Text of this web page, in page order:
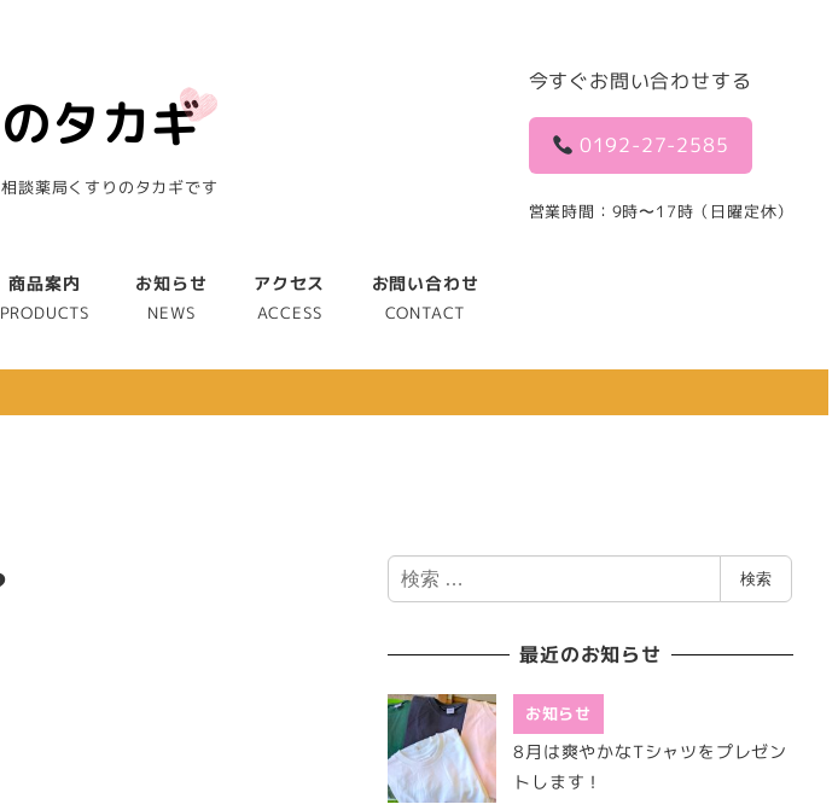
談薬局くすりのタカギです
今すぐお問い合わせする
0192-27-2585
営業時間：9時〜17時（日曜定休）
商品案内
PRODUCTS
お知らせ
NEWS
アクセス
ACCESS
お問い合わせ
CONTACT
検
索
検索
最近のお知らせ
お知らせ
8月は爽やかなTシャツをプレゼン
トします！